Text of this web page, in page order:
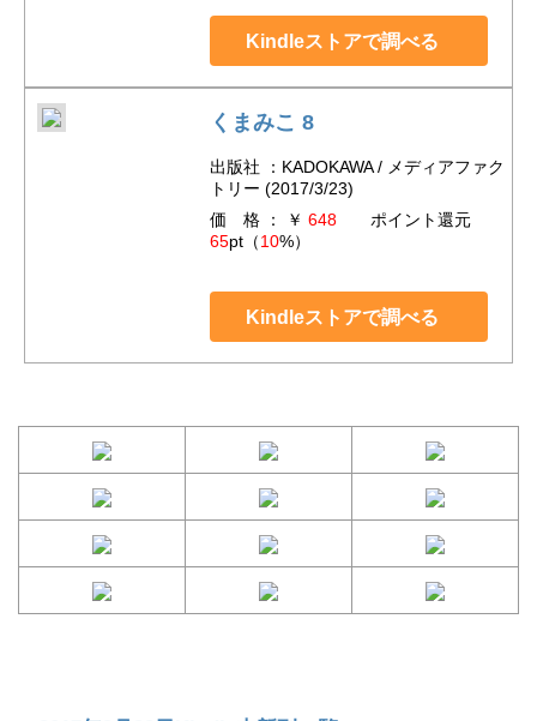
Kindleストアで調べる
くまみこ 8
出版社 ：KADOKAWA / メディアファク
トリー (2017/3/23)
価 格 ： ￥ 648ポイント還元
65pt（10%）
Kindleストアで調べる